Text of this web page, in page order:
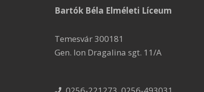
Bartók Béla Elméleti Líceum
Temesvár 300181
Gen. Ion Dragalina sgt. 11/A